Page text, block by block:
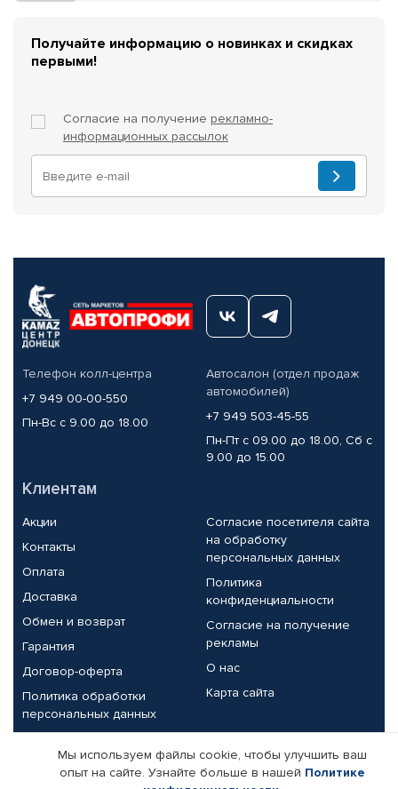
Получайте информацию о новинках и скидках
первыми!
Согласие на получение рекламно-
информационных рассылок
Телефон колл-центра
+7 949 00-00-550
Пн-Вс с 9.00 до 18.00
Автосалон (отдел продаж
автомобилей)
+7 949 503-45-55
Пн-Пт с 09.00 до 18.00, Сб с
9.00 до 15.00
Клиентам
Акции
Контакты
Оплата
Доставка
Обмен и возврат
Гарантия
Договор-оферта
Политика обработки
персональных данных
Согласие посетителя сайта
на обработку
персональных данных
Политика
конфиденциальности
Согласие на получение
рекламы
О нас
Карта сайта
Партнерам
Мы используем файлы cookie, чтобы улучшить ваш
опыт на сайте. Узнайте больше в нашей Политике